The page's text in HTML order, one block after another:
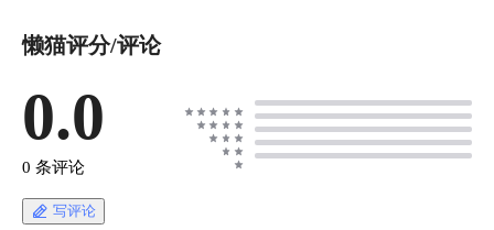
懒猫评分/评论
0.0
0 条评论
写评论